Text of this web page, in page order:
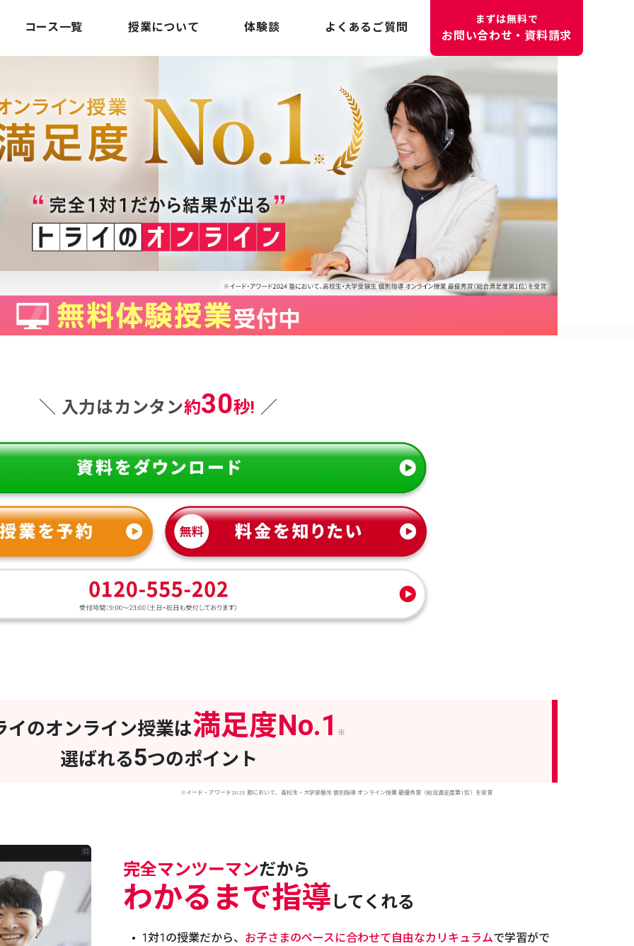
コース一覧 授業について 体験談 よくあるご質問
まずは無料で
お問い合わせ・資料請求
＼ 入力はカンタン約30秒! ／
イのオンライン授業は満足度No.1 ※
選ばれる5つのポイント
※イード・アワード2023 塾において、高校生・大学受験生 個別指導 オンライン授業 最優秀賞（総合満足度第1位）を受賞
完全マンツーマンだから
わかるまで指導してくれる
1対1の授業だから、 お子さまのペースに合わせて自由なカリキュラムで学習がで